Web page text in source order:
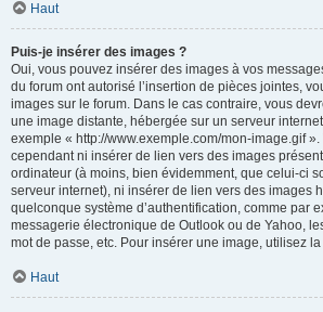
Haut
Puis-je insérer des images ?
Oui, vous pouvez insérer des images à vos
du forum ont autorisé l’insertion de pièces jointes,
images sur le forum. Dans le cas contraire, vous
une image distante, hébergée sur un serveur
exemple « http://www.exemple.com/mon-image.gif
cependant ni insérer de lien vers des images
ordinateur (à moins, bien évidemment, que celui-ci
serveur internet), ni insérer de lien vers des images
quelconque système d’authentification, comme par
messagerie électronique de Outlook ou de Yahoo,
mot de passe, etc. Pour insérer une image, utilisez
Haut